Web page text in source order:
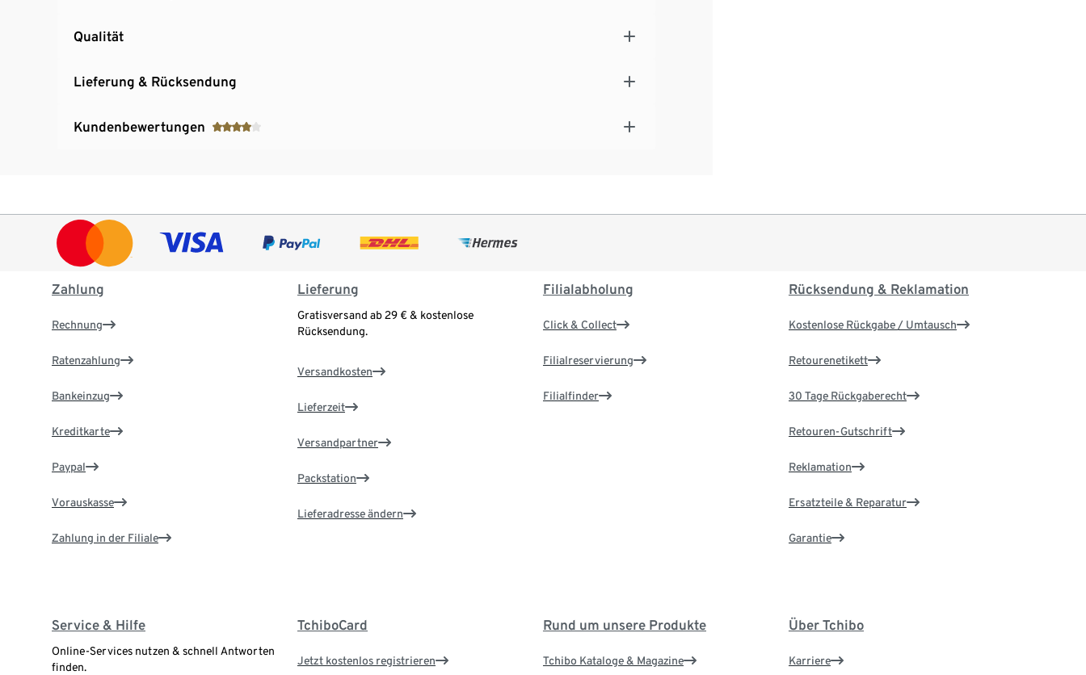
Qualität
Lieferung & Rücksendung
Kundenbewertungen
Zahlung
Rechnung
Ratenzahlung
Bankeinzug
Kreditkarte
Paypal
Vorauskasse
Zahlung in der Filiale
Lieferung
Gratisversand ab 29 € & kostenlose
Rücksendung.
Versandkosten
Lieferzeit
Versandpartner
Packstation
Lieferadresse ändern
Filialabholung
Click & Collect
Filialreservierung
Filialfinder
Rücksendung & Reklamation
Kostenlose Rückgabe / Umtausch
Retourenetikett
30 Tage Rückgaberecht
Retouren-Gutschrift
Reklamation
Ersatzteile & Reparatur
Garantie
Service & Hilfe
Online-Services nutzen & schnell Antworten
finden.
TchiboCard
Jetzt kostenlos registrieren
Rund um unsere Produkte
Tchibo Kataloge & Magazine
Über Tchibo
Karriere